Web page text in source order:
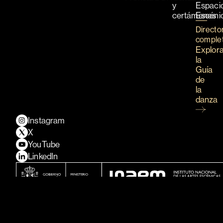
y
certámenes
la
Guía
de
la
danza
Instagram
X
YouTube
LinkedIn